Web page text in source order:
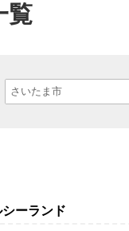
覧
ーランド